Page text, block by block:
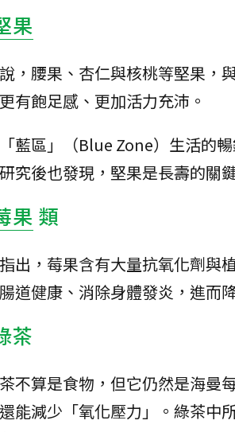
果
，腰果、杏仁與核桃等堅果，
有飽足感、更加活力充沛。
藍區」（Blue Zone）生活的
究後也發現，堅果是長壽的關
果 類
出，莓果含有大量抗氧化劑
道健康、消除身體發炎，進而
茶
不算是食物，但它仍然是海曼
能減少「氧化壓力」。綠茶中